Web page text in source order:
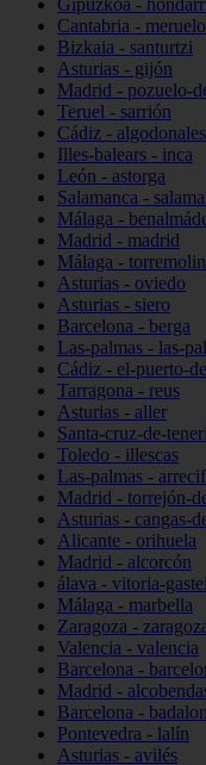
Gipuzkoa -
Cantabria - meruelo
Bizkaia - santurtzi
Asturias - gijón
Madrid - pozuelo-
Teruel - sarrión
Cádiz - algodonales
Illes-balears - inca
León - astorga
Salamanca -
Málaga -
Madrid - madrid
Málaga -
Asturias - oviedo
Asturias - siero
Barcelona - berga
Las-palmas - las-
Cádiz - el-puerto-
Tarragona - reus
Asturias - aller
Santa-cruz-de-
Toledo - illescas
Las-palmas -
Madrid - torrejón-
Asturias - cangas-
Alicante - orihuela
Madrid - alcorcón
álava - vitoria-
Málaga - marbella
Zaragoza -
Valencia - valencia
Barcelona -
Madrid -
Barcelona -
Pontevedra - lalín
Asturias - avilés